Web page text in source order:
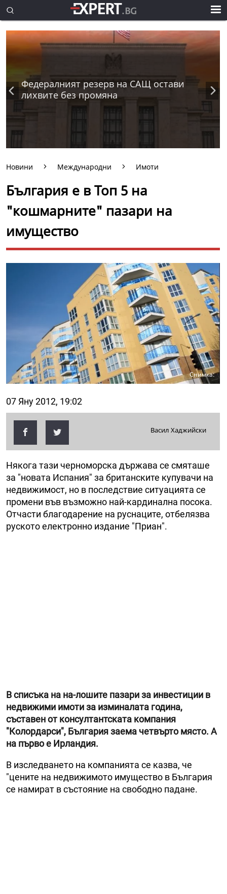
Федералният резерв на САЩ остави
лихвите без промяна
Новини Международни Имоти
България e в Топ 5 на
"кошмарните" пазари на
имущество
Снимка:
07 Яну 2012, 19:02
Васил Хаджийски
Някога тази черноморска държава се смяташе
за "новата Испания" за британските купувачи на
недвижимост, но в последствие ситуацията се
промени във възможно най-кардинална посока.
Отчасти благодарение на руснаците, отбелязва
руското електронно издание "Приан".
В списъка на на-лошите пазари за инвестиции в
недвижими имоти за изминалата година,
съставен от консултантската компания
"Колордарси", България заема четвърто място. А
на първо е Ирландия.
В изследването на компанията се казва, че
"цените на недвижимото имущество в България
се намират в състояние на свободно падане.